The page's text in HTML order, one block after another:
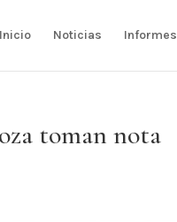
Inicio Noticias Informes
toman nota